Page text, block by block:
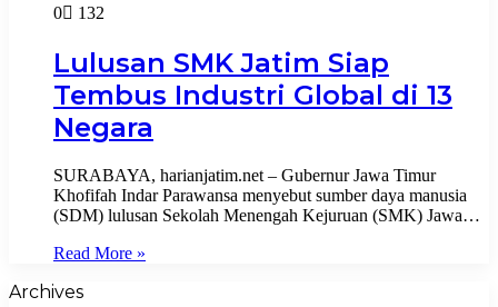
0
132
Lulusan SMK Jatim Siap
Tembus Industri Global di 13
Negara
SURABAYA, harianjatim.net – Gubernur Jawa Timur
Khofifah Indar Parawansa menyebut sumber daya manusia
(SDM) lulusan Sekolah Menengah Kejuruan (SMK) Jawa…
Read More »
Archives